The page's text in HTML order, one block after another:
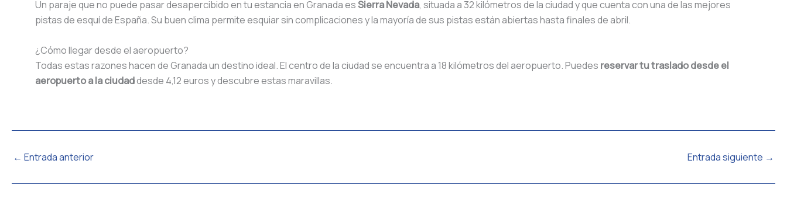
Un paraje que no puede pasar desapercibido en tu estancia en Granada esSierra Nevada, situada a 32 kilómetros de la ciudad y que cuenta con una de las mejores
pistas de esquí de España. Su buen clima permite esquiar sin complicaciones y la mayoría de sus pistas están abiertas hasta finales de abril.
¿Cómo llegar desde el aeropuerto?
Todas estas razones hacen de Granada un destino ideal. El centro de la ciudad se encuentra a 18 kilómetros del aeropuerto. Puedes reservar tu traslado desde el
aeropuerto a la ciudaddesde 4,12 euros y descubre estas maravillas.
← Entrada anterior Entrada siguiente →